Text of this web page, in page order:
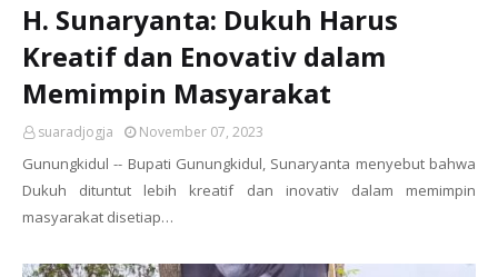
H. Sunaryanta: Dukuh Harus
Kreatif dan Enovativ dalam
Memimpin Masyarakat
suaradjogja November 07, 2023
Gunungkidul -- Bupati Gunungkidul, Sunaryanta menyebut bahwa
Dukuh dituntut lebih kreatif dan inovativ dalam memimpin
masyarakat disetiap…